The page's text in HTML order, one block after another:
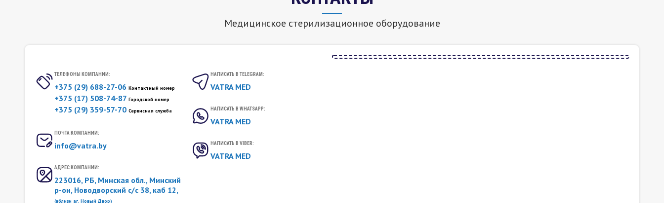
Медицинское стерилизационное оборудование
ТЕЛЕФОНЫ КОМПАНИИ:
+375 (29) 688-27-06 Контактный номер
+375 (17) 508-74-87 Городской номер
+375 (29) 359-57-70 Сервисная служба
ПОЧТА КОМПАНИИ:
info@vatra.by
АДРЕС КОМПАНИИ:
223016, РБ, Минская обл., Минский
р-он, Новодворский с/c 38, каб 12,
(вблизи аг. Новый Двор)
НАПИСАТЬ В TELEGRAM:
VATRA MED
НАПИСАТЬ В WHATSAPP:
VATRA MED
НАПИСАТЬ В VIBER:
VATRA MED